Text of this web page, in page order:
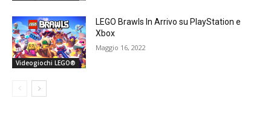
Videogiochi LEGO®
LEGO Brawls In Arrivo su PlayStation e
Xbox
Maggio 16, 2022